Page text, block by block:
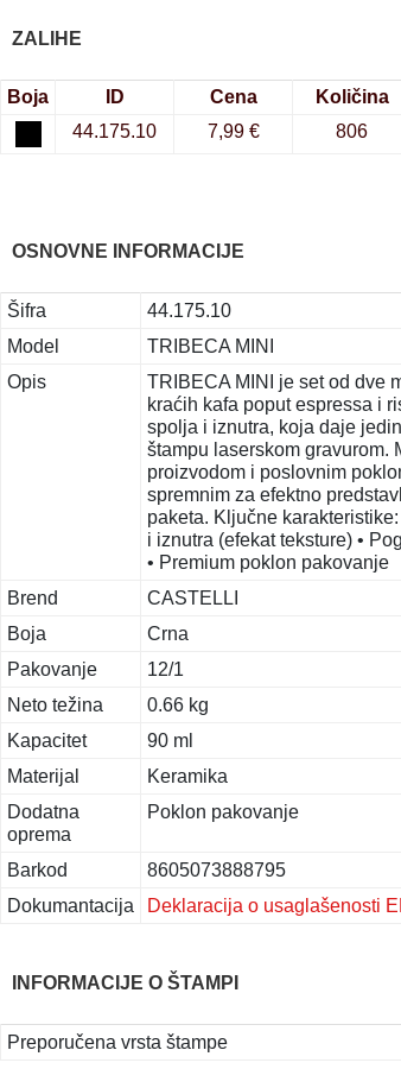
ZALIHE
Boja ID Cena Količina
44.175.10
7,99 € 806
OSNOVNE INFORMACIJE
Šifra
44.175.10
Model
TRIBECA MINI
Opis
TRIBECA MINI je set od dve
kraćih kafa poput espressa i
spolja i iznutra, koja daje
štampu laserskom gravurom.
proizvodom i poslovnim
spremnim za efektno
paketa. Ključne
i iznutra (efekat teksture) •
• Premium poklon pakovanje
Brend
CASTELLI
Boja
Crna
Pakovanje
12/1
Neto težina
0.66 kg
Kapacitet
90 ml
Materijal
Keramika
Dodatna
oprema
Poklon pakovanje
Barkod
8605073888795
Dokumantacija
Deklaracija o usaglašenosti
INFORMACIJE O ŠTAMPI
Preporučena vrsta štampe